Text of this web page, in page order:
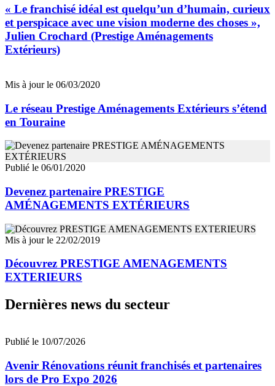
« Le franchisé idéal est quelqu’un d’humain, curieux
et perspicace avec une vision moderne des choses »,
Julien Crochard (Prestige Aménagements
Extérieurs)
Mis à jour le 06/03/2020
Le réseau Prestige Aménagements Extérieurs s’étend
en Touraine
Publié le 06/01/2020
Devenez partenaire PRESTIGE
AMÉNAGEMENTS EXTÉRIEURS
Mis à jour le 22/02/2019
Découvrez PRESTIGE AMENAGEMENTS
EXTERIEURS
Dernières news du secteur
Publié le 10/07/2026
Avenir Rénovations réunit franchisés et partenaires
lors de Pro Expo 2026